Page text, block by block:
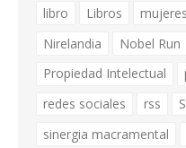
libro
Libros mujeres
Nirelandia
Nobel Run
Propiedad Intelectual
redes sociales
rss
sinergia macramental